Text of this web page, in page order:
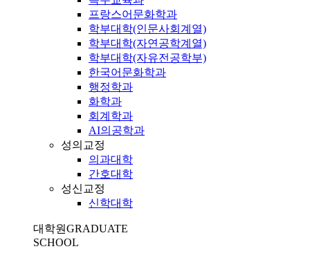
프랑스어문화학과
학부대학(인문사회계열)
학부대학(자연공학계열)
학부대학(자유전공학부)
한국어문화학과
행정학과
화학과
회계학과
AI의공학과
성의교정
의과대학
간호대학
성신교정
신학대학
대학원GRADUATE
SCHOOL